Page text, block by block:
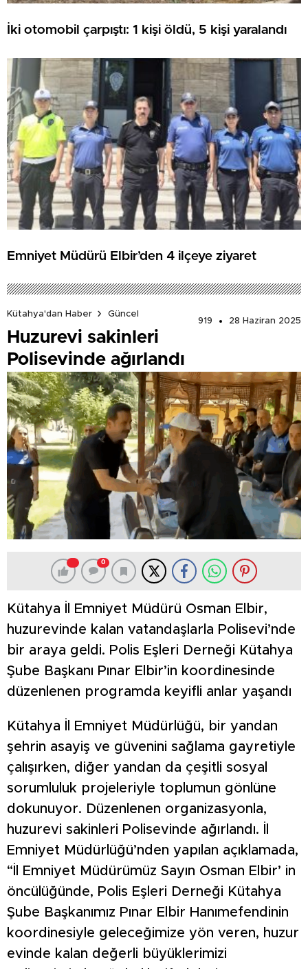
İki otomobil çarpıştı: 1 kişi öldü, 5 kişi yaralandı
Emniyet Müdürü Elbir’den 4 ilçeye ziyaret
Kütahya'dan Haber
Güncel
919
28 Haziran 2025
Huzurevi sakinleri
Polisevinde ağırlandı
0
Kütahya İl Emniyet Müdürü Osman Elbir,
huzurevinde kalan vatandaşlarla Polisevi’nde
bir araya geldi. Polis Eşleri Derneği Kütahya
Şube Başkanı Pınar Elbir’in koordinesinde
düzenlenen programda keyifli anlar yaşandı
Kütahya İl Emniyet Müdürlüğü, bir yandan
şehrin asayiş ve güvenini sağlama gayretiyle
çalışırken, diğer yandan da çeşitli sosyal
sorumluluk projeleriyle toplumun gönlüne
dokunuyor. Düzenlenen organizasyonla,
huzurevi sakinleri Polisevinde ağırlandı. İl
Emniyet Müdürlüğü’nden yapılan açıklamada,
“İl Emniyet Müdürümüz Sayın Osman Elbir’ in
öncülüğünde, Polis Eşleri Derneği Kütahya
Şube Başkanımız Pınar Elbir Hanımefendinin
koordinesiyle geleceğimize yön veren, huzur
evinde kalan değerli büyüklerimizi